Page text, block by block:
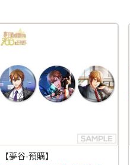
【夢谷-預購】